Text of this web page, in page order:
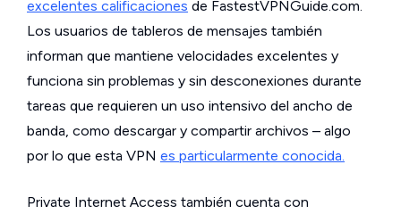
excelentes calificaciones de FastestVPNGuide.com.
Los usuarios de tableros de mensajes también
informan que mantiene velocidades excelentes y
funciona sin problemas y sin desconexiones durante
tareas que requieren un uso intensivo del ancho de
banda, como descargar y compartir archivos – algo
por lo que esta VPN es particularmente conocida.
Private Internet Access también cuenta con